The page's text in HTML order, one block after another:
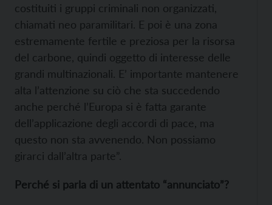
costituiti i gruppi criminali non organizzati,
chiamati neo paramilitari. E poi è una zona
estremamente fertile e preziosa per la risorsa
del carbone, quindi oggetto di interesse delle
grandi multinazionali. E’ importante mantenere
alta l’attenzione su ciò che sta succedendo
anche perché l’Europa si è fatta garante
dell’applicazione degli accordi di pace, ma
questo non sta avvenendo. Non possiamo
girarci dall’altra parte”.
Perché si parla di un attentato “annunciato”?